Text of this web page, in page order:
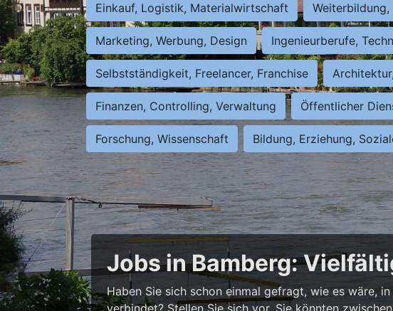
Einkauf, Logistik, Materialwirtschaft
Marketing, Werbung, Design Ingenieurberufe,
Selbstständigkeit, Freelancer, Franchise
Finanzen, Controlling, Verwaltung Öffentlicher
Forschung, Wissenschaft Bildung, Erziehung,
Jobs in Bamberg:
Haben Sie sich schon einmal gefragt, wie es wäre,